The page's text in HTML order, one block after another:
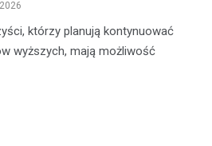
którzy planują kontynuować
wyższych, mają możliwość